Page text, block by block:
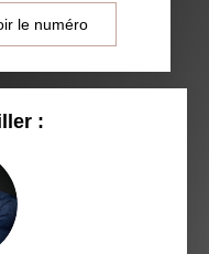
le numéro
: